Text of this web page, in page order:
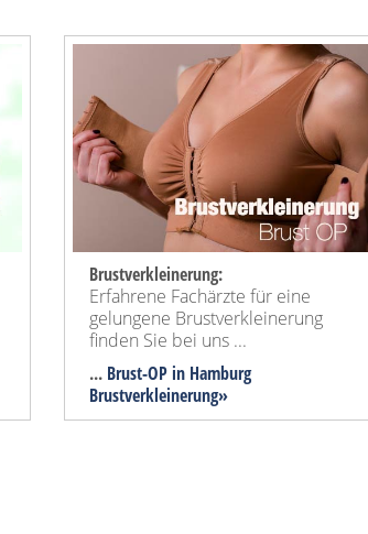
Brustverkleinerung:
Erfahrene Fachärzte für eine
gelungene Brustverkleinerung
finden Sie bei uns ...
... Brust-OP in Hamburg
Brustverkleinerung»